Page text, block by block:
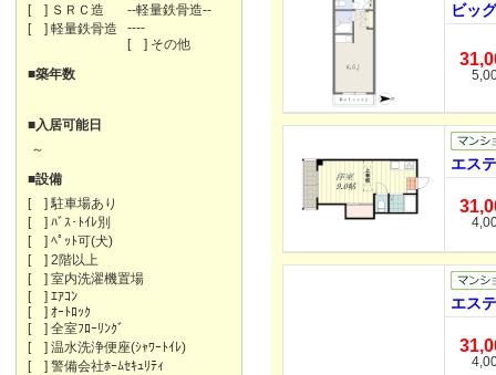
[ ] ＳＲＣ造
--軽量鉄骨造--
[ ] 軽量鉄骨造
----
[ ] その他
■築年数
■入居可能日
～
■設備
[ ] 駐車場あり
[ ] ﾊﾞｽ･ﾄｲﾚ別
[ ] ﾍﾟｯﾄ可(犬)
[ ] 2階以上
[ ] 室内洗濯機置場
[ ] ｴｱｺﾝ
[ ] ｵｰﾄﾛｯｸ
[ ] 全室ﾌﾛｰﾘﾝｸﾞ
[ ] 温水洗浄便座(ｼｬﾜｰﾄｲﾚ)
[ ] 警備会社ﾎｰﾑｾｷｭﾘﾃｨ
ビッ
エス
エス